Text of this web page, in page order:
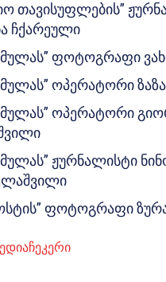
თავისუფლების”
ჩქარეული
ფოტოგრაფი
ოპერატორი ზაზა
ოპერატორი
ჟურნალისტი
ფოტოგრაფი